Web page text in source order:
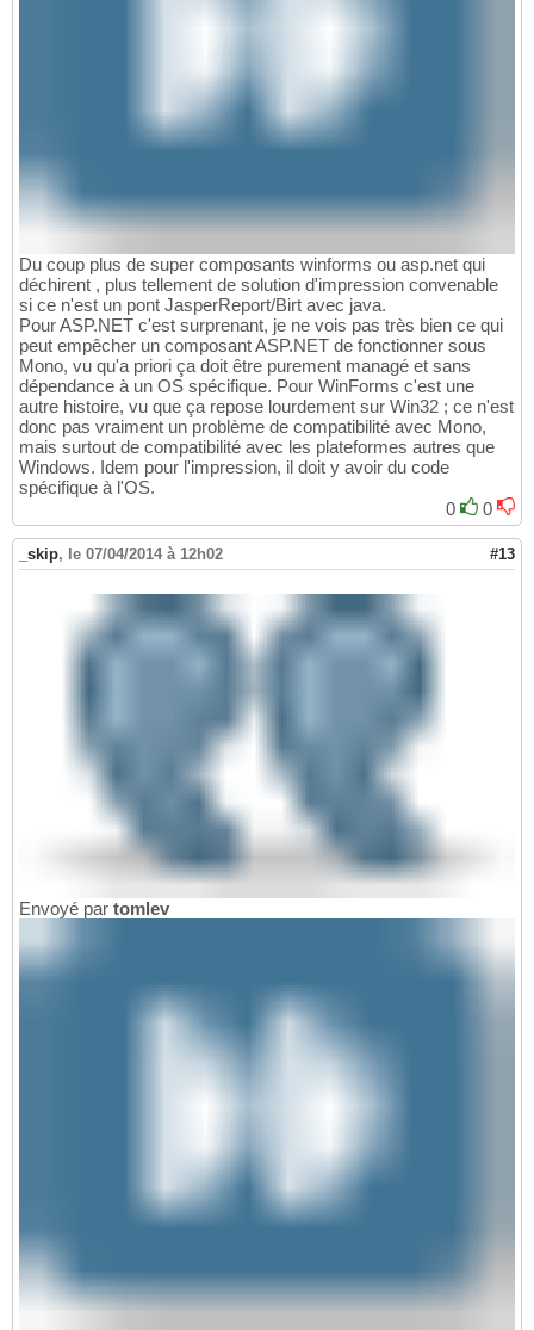
Du coup plus de super composants winforms ou asp.net qui
déchirent , plus tellement de solution d'impression convenable
si ce n'est un pont JasperReport/Birt avec java.
Pour ASP.NET c'est surprenant, je ne vois pas très bien ce qui
peut empêcher un composant ASP.NET de fonctionner sous
Mono, vu qu'a priori ça doit être purement managé et sans
dépendance à un OS spécifique. Pour WinForms c'est une
autre histoire, vu que ça repose lourdement sur Win32 ; ce n'est
donc pas vraiment un problème de compatibilité avec Mono,
mais surtout de compatibilité avec les plateformes autres que
Windows. Idem pour l'impression, il doit y avoir du code
spécifique à l'OS.
0
0
_skip, le 07/04/2014 à 12h02 #13
Envoyé par tomlev